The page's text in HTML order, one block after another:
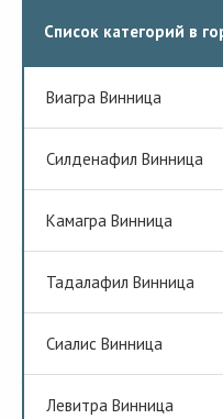
Список категорий в
Виагра Винница
Cилденафил Винница
Камагра Винница
Тадалафил Винница
Сиалис Винница
Левитра Винница